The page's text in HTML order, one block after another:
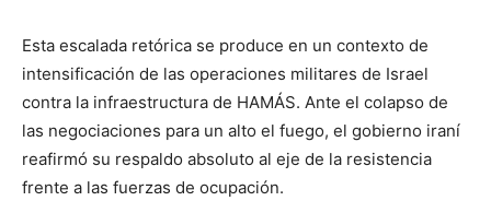
Esta escalada retórica se produce en un contexto de
intensificación de las operaciones militares de Israel
contra la infraestructura de HAMÁS. Ante el colapso de
las negociaciones para un alto el fuego, el gobierno iraní
reafirmó su respaldo absoluto al eje de la resistencia
frente a las fuerzas de ocupación.